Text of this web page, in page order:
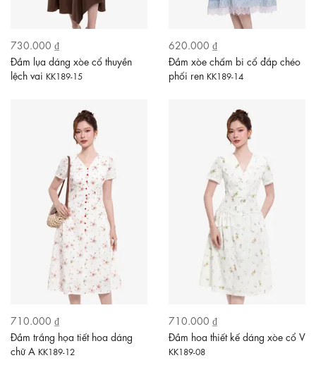
730.000 ₫
Đầm lụa dáng xòe cổ thuyền
lệch vai KK189-15
620.000 ₫
Đầm xòe chấm bi cổ đắp chéo
phối ren KK189-14
710.000 ₫
Đầm trắng họa tiết hoa dáng
chữ A KK189-12
710.000 ₫
Đầm hoa thiết kế dáng xòe cổ V
KK189-08